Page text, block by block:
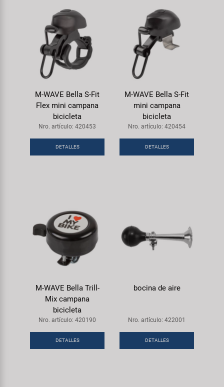
M-WAVE Bella S-Fit
Flex mini campana
bicicleta
Nro. artículo: 420453
DETALLES
M-WAVE Bella S-Fit
mini campana
bicicleta
Nro. artículo: 420454
DETALLES
M-WAVE Bella Trill-
Mix campana
bicicleta
Nro. artículo: 420190
DETALLES
bocina de aire
Nro. artículo: 422001
DETALLES